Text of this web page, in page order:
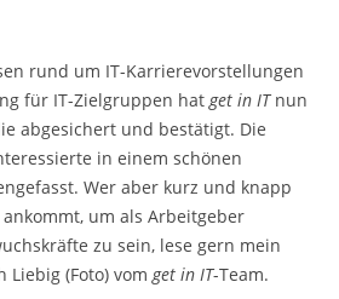
rund um IT-Karrierevorstellungen
für IT-Zielgruppen hatget in ITnun
abgesichert und bestätigt. Die
in einem schönen
Wer aber kurz und knapp
um als Arbeitgeber
zu sein, lese gern mein
Liebig (Foto) vomget in IT-Team.